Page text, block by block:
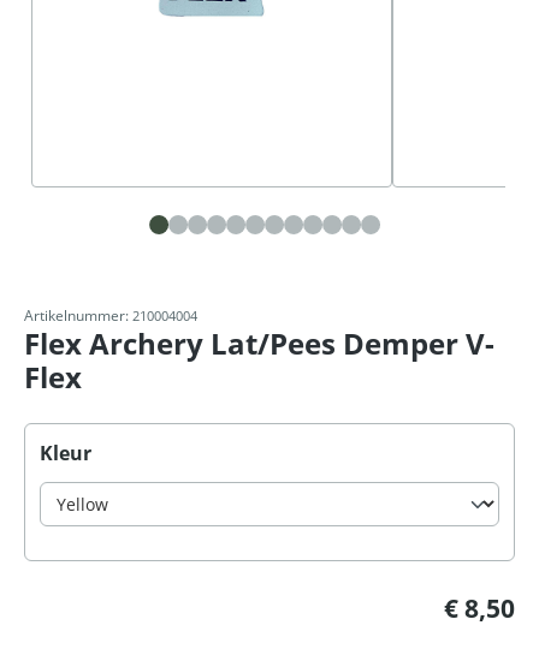
Artikelnummer: 210004004
Flex Archery Lat/Pees Demper V-
Flex
Selecteer
Kleur
€ 8,50